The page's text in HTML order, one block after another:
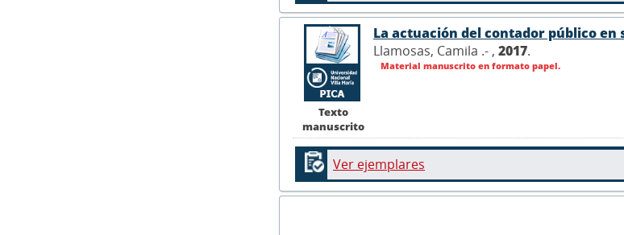
Texto
manuscrito
La actuación del contador público
Llamosas, Camila .- , 2017.
Material manuscrito en formato papel.
Ver ejemplares